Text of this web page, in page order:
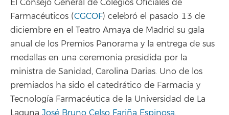
El Consejo General de Colegios Oficiales de
Farmacéuticos (CGCOF) celebró el pasado 13 de
diciembre en el Teatro Amaya de Madrid su gala
anual de los Premios Panorama y la entrega de sus
medallas en una ceremonia presidida por la
ministra de Sanidad, Carolina Darias. Uno de los
premiados ha sido el catedrático de Farmacia y
Tecnología Farmacéutica de la Universidad de La
Laguna José Bruno Celso Fariña Espinosa.